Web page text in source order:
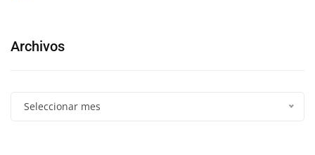
Archivos
Seleccionar mes